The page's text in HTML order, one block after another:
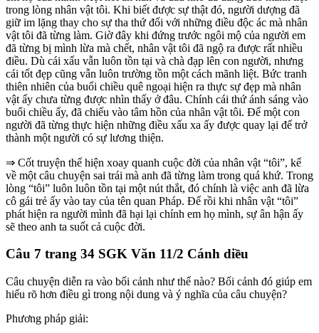
trong lòng nhân vật tôi. Khi biết được sự thật đó, người dượng đã
giữ im lặng thay cho sự tha thứ đối với những điều độc ác mà nhân
vật tôi đã từng làm. Giờ đây khi đứng trước ngôi mộ của người em
đã từng bị mình lừa mà chết, nhân vật tôi đã ngộ ra được rất nhiều
điều. Dù cái xấu vẫn luôn tồn tại và chà đạp lên con người, nhưng
cái tốt đẹp cũng vẫn luôn trường tồn một cách mãnh liệt. Bức tranh
thiên nhiên của buổi chiều quê ngoại hiện ra thực sự đẹp mà nhân
vật ấy chưa từng được nhìn thấy ở đâu. Chính cái thứ ánh sáng vào
buổi chiều ấy, đã chiếu vào tâm hồn của nhân vật tôi. Để một con
người đã từng thực hiện những điều xấu xa ấy được quay lại để trở
thành một người có sự lương thiện.
⇒ Cốt truyện thể hiện xoay quanh cuộc đời của nhân vật “tôi”, kể
về một câu chuyện sai trái mà anh đã từng làm trong quá khứ. Trong
lòng “tôi” luôn luôn tồn tại một nút thắt, đó chính là việc anh đã lừa
cô gái trẻ ấy vào tay của tên quan Pháp. Để rồi khi nhân vật “tôi”
phát hiện ra người mình đã hại lại chính em họ mình, sự ân hận ấy
sẽ theo anh ta suốt cả cuộc đời.
Câu 7 trang 34 SGK Văn 11/2 Cánh diều
Câu chuyện diễn ra vào bối cảnh như thế nào? Bối cảnh đó giúp em
hiểu rõ hơn điều gì trong nội dung và ý nghĩa của câu chuyện?
Phương pháp giải: